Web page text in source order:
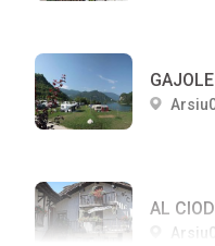
GAJOLE
AL CIOD